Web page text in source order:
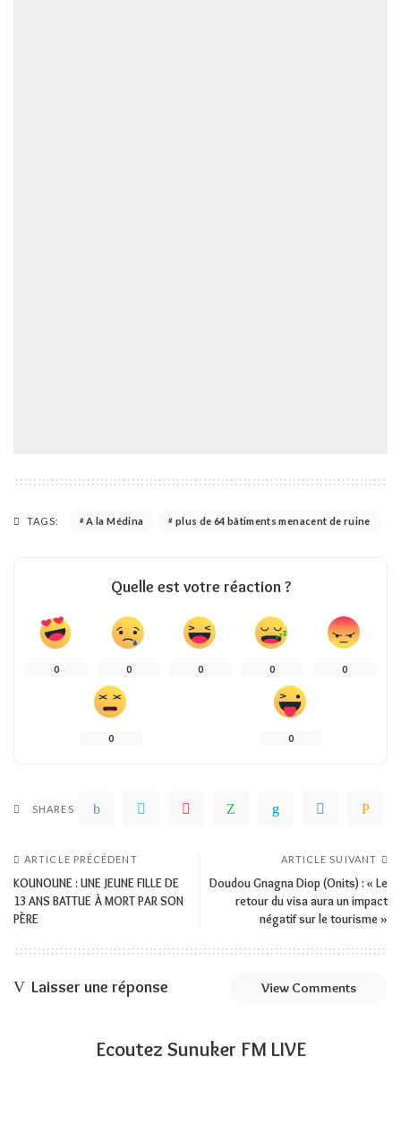
TAGS: A la Médina plus de 64 bâtiments menacent de ruine
Quelle est votre réaction ?
0 0 0 0 0
0 0
SHARES
ARTICLE PRÉCÉDENT
KOUNOUNE : UNE JEUNE FILLE DE
13 ANS BATTUE À MORT PAR SON
PÈRE
ARTICLE SUIVANT
Doudou Gnagna Diop (Onits) : « Le
retour du visa aura un impact
négatif sur le tourisme »
Laisser une réponse View Comments
Ecoutez Sunuker FM LIVE